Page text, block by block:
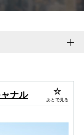
ナル あとで見る